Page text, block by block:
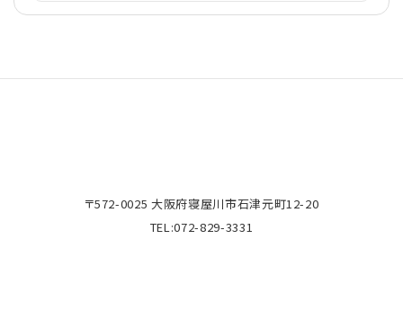
〒572-0025 大阪府寝屋川市石津元町12-20
TEL:072-829-3331